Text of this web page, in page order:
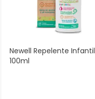
Newell Repelente Infantil
100ml